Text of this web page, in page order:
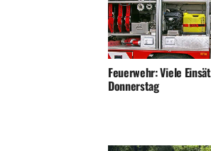
Feuerwehr: Viele
Donnerstag